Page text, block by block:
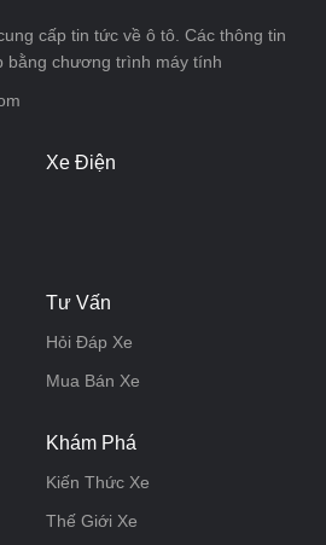
cấp tin tức về ô tô. Các thông tin
bằng chương trình máy tính
Xe Điện
Tư Vấn
Hỏi Đáp Xe
Mua Bán Xe
Khám Phá
Kiến Thức Xe
Thế Giới Xe